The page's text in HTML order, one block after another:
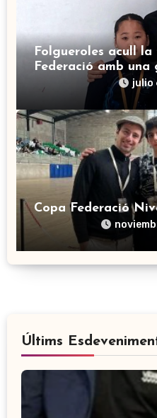
Folgueroles acull
Federació amb
Quyen Parra i
julio
Copa Federació
Últims